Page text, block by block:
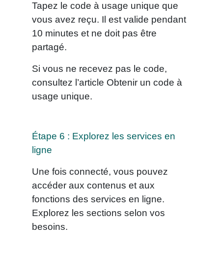
Tapez le code à usage unique que
vous avez reçu. Il est valide pendant
10 minutes et ne doit pas être
partagé.
Si vous ne recevez pas le code,
consultez l’article Obtenir un code à
usage unique.
Étape 6 : Explorez les services en
ligne
Une fois connecté, vous pouvez
accéder aux contenus et aux
fonctions des services en ligne.
Explorez les sections selon vos
besoins.